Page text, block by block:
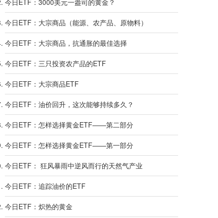
今日ETF：3000美元一盎司的黄金？
今日ETF：大宗商品（能源、农产品、原物料）
今日ETF：大宗商品，抗通胀的最佳选择
今日ETF：三只投资农产品的ETF
今日ETF：大宗商品ETF
今日ETF：油价回升，这次能够持续多久？
今日ETF：怎样选择黄金ETF——第二部分
今日ETF：怎样选择黄金ETF——第一部分
今日ETF： 狂风暴雨中逆风而行的天然气产业
今日ETF：追踪油价的ETF
今日ETF：炽热的黄金